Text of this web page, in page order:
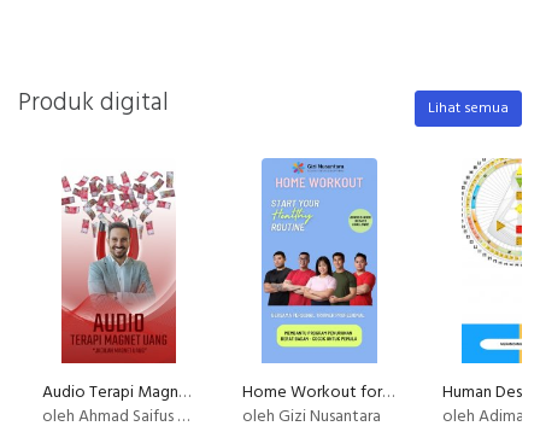
Produk digital Lihat semua
Audio Terapi Magnet Uang
oleh Ahmad Saifus Salam
Home Workout for Weight Loss - Untuk Pemula
oleh Gizi Nusantara
oleh Adimas (Dee)